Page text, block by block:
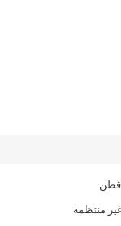
قطن
منتظمة